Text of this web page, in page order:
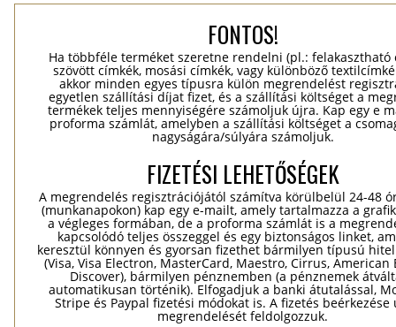
FONTOS!
Ha többféle terméket szeretne rendelni (pl.: felakasztható
szövött címkék, mosási címkék, vagy különböző
akkor minden egyes típusra külön megrendelést
egyetlen szállítási díjat fizet, és a szállítási költséget a
termékek teljes mennyiségére számoljuk újra. Kap egy e
proforma számlát, amelyben a szállítási költséget a
nagyságára/súlyára számoljuk.
FIZETÉSI LEHETŐSÉGEK
A megrendelés regisztrációjától számítva körülbelül 24-48
(munkanapokon) kap egy e-mailt, amely tartalmazza a
a végleges formában, de a proforma számlát is a
kapcsolódó teljes összeggel és egy biztonságos linket,
keresztül könnyen és gyorsan fizethet bármilyen típusú
(Visa, Visa Electron, MasterCard, Maestro, Cirrus, American
Discover), bármilyen pénznemben (a pénznemek
automatikusan történik). Elfogadjuk a banki átutalással,
Stripe és Paypal fizetési módokat is. A fizetés beérkezése
megrendelését feldolgozzuk.